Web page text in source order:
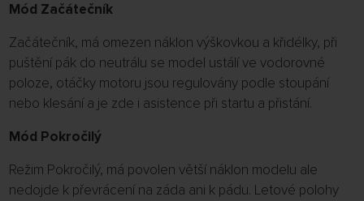
Mód Začátečník
Začátečník, má omezen náklon výškovkou a křidélky, při
puštění pák do neutrálu se model ustálí ve vodorovné
poloze, otáčky motoru jsou regulovány podle stoupání
nebo klesání a je zde i asistence při startu a přistání.
Mód Pokročilý
Režim Pokročilý, má povolen větší náklon modelu ale
nedojde k převrácení na záda ani k pádu. Letové polohy